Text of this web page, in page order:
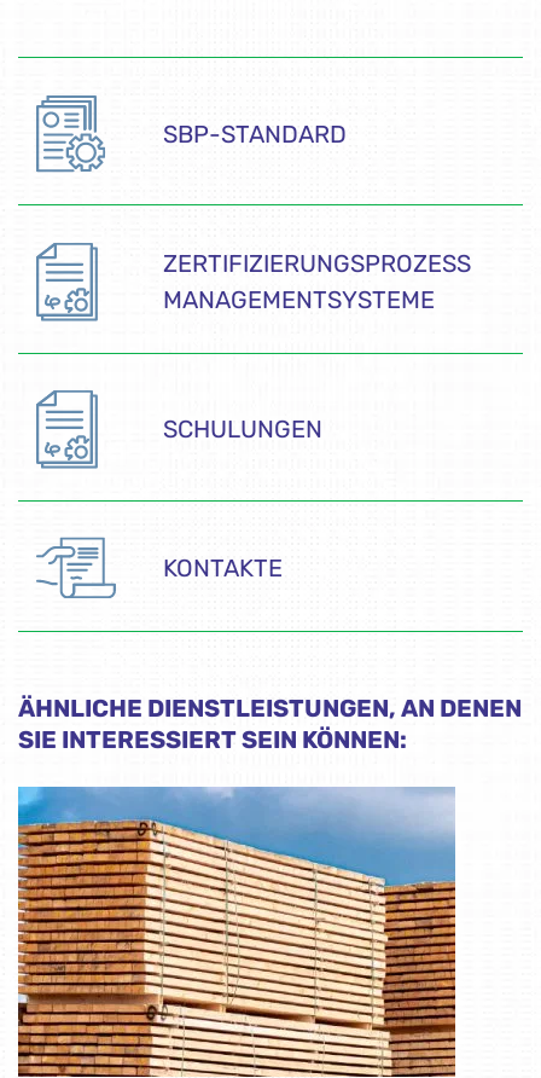
SBP-STANDARD
ZERTIFIZIERUNGSPROZESS
MANAGEMENTSYSTEME
SCHULUNGEN
KONTAKTE
ÄHNLICHE DIENSTLEISTUNGEN, AN DENEN
SIE INTERESSIERT SEIN KÖNNEN: